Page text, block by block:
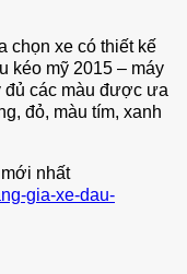
chọn xe có thiết kế
kéo mỹ 2015 – máy
đủ các màu được ưa
đỏ, màu tím, xanh
mới nhất
gia-xe-dau-